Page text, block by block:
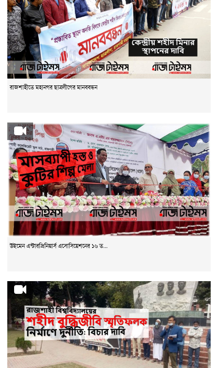
রাজশাহীতে মহানগর ছাত্রলীগের মানববন্ধন
উইমেন এন্টারপ্রিনিয়ার্স এসোসিয়েশনের ১৬ ত...